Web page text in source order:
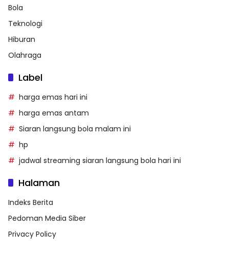
Bola
Teknologi
Hiburan
Olahraga
Label
harga emas hari ini
harga emas antam
Siaran langsung bola malam ini
hp
jadwal streaming siaran langsung bola hari ini
Halaman
Indeks Berita
Pedoman Media Siber
Privacy Policy